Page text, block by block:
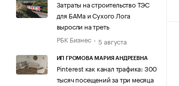
Затраты на строительство ТЭС
для БАМа и Сухого Лога
выросли на треть
РБК Бизнес
5 августа
ИП ГРОМОВА МАРИЯ АНДРЕЕВНА
Pinterest как канал трафика: 300
тысяч посещений за три месяца